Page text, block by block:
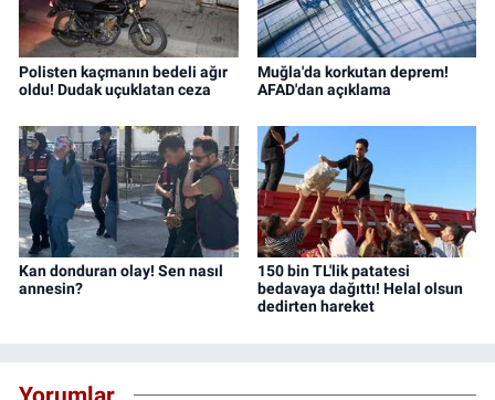
Polisten kaçmanın bedeli ağır
oldu! Dudak uçuklatan ceza
Muğla'da korkutan deprem!
AFAD'dan açıklama
Kan donduran olay! Sen nasıl
annesin?
150 bin TL'lik patatesi
bedavaya dağıttı! Helal olsun
dedirten hareket